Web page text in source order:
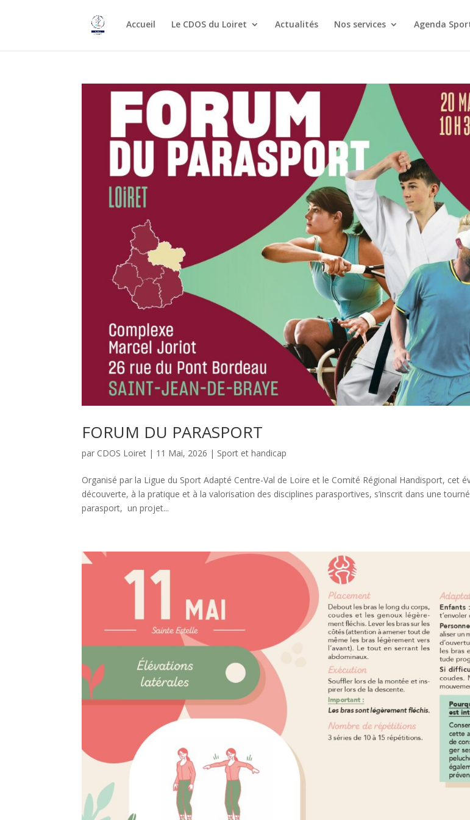
Accueil Le CDOS du Loiret Actualités Nos services Agenda
FORUM DU PARASPORT
par CDOS Loiret | 11 Mai, 2026 | Sport et handicap
Organisé par la Ligue du Sport Adapté Centre-Val de Loire et le Comité Régional Handisport, cet
découverte, à la pratique et à la valorisation des disciplines parasportives, s’inscrit dans une
parasport, un projet...